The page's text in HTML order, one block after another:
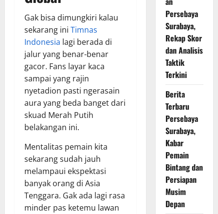
Gak bisa dimungkiri kalau
sekarang ini Timnas
Indonesia lagi berada di
jalur yang benar-benar
gacor. Fans layar kaca
sampai yang rajin
nyetadion pasti ngerasain
aura yang beda banget dari
skuad Merah Putih
belakangan ini.
Mentalitas pemain kita
sekarang sudah jauh
melampaui ekspektasi
banyak orang di Asia
Tenggara. Gak ada lagi rasa
minder pas ketemu lawan
Persebaya
Surabaya,
Rekap Skor
dan Analisis
Taktik
Terkini
Berita
Terbaru
Persebaya
Surabaya,
Kabar
Pemain
Bintang dan
Persiapan
Musim
Depan